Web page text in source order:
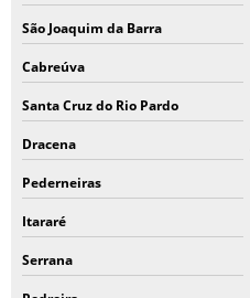
São Joaquim da Barra
Cabreúva
Santa Cruz do Rio Pardo
Dracena
Pederneiras
Itararé
Serrana